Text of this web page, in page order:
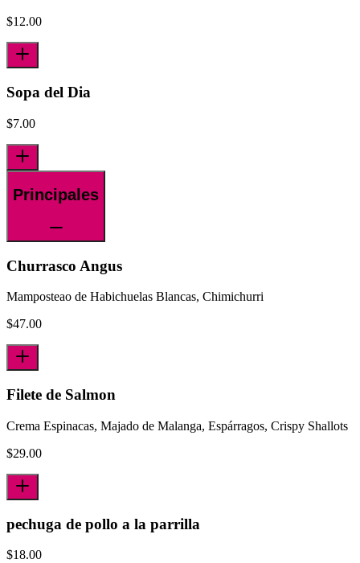
$12.00
Sopa del Dia
$7.00
Principales
Churrasco Angus
Mamposteao de Habichuelas Blancas, Chimichurri
$47.00
Filete de Salmon
Crema Espinacas, Majado de Malanga, Espárragos, Crispy Shallots
$29.00
pechuga de pollo a la parrilla
$18.00